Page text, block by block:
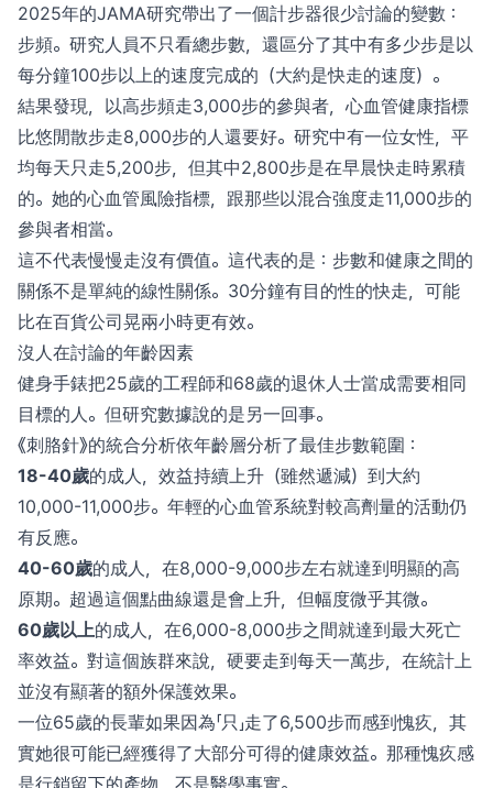
2025年的JAMA研究帶出了一個計步器很少討論的變數：
步頻。研究人員不只看總步數，還區分了其中有多少步是以
每分鐘100步以上的速度完成的（大約是快走的速度）。
結果發現，以高步頻走3,000步的參與者，心血管健康指標
比悠閒散步走8,000步的人還要好。研究中有一位女性，平
均每天只走5,200步，但其中2,800步是在早晨快走時累積
的。她的心血管風險指標，跟那些以混合強度走11,000步的
參與者相當。
這不代表慢慢走沒有價值。這代表的是：步數和健康之間的
關係不是單純的線性關係。30分鐘有目的性的快走，可能
比在百貨公司晃兩小時更有效。
沒人在討論的年齡因素
健身手錶把25歲的工程師和68歲的退休人士當成需要相同
目標的人。但研究數據說的是另一回事。
《刺胳針》的統合分析依年齡層分析了最佳步數範圍：
18-40歲的成人，效益持續上升（雖然遞減）到大約
10,000-11,000步。年輕的心血管系統對較高劑量的活動仍
有反應。
40-60歲的成人，在8,000-9,000步左右就達到明顯的高
原期。超過這個點曲線還是會上升，但幅度微乎其微。
60歲以上的成人，在6,000-8,000步之間就達到最大死亡
率效益。對這個族群來說，硬要走到每天一萬步，在統計上
並沒有顯著的額外保護效果。
一位65歲的長輩如果因為「只」走了6,500步而感到愧疚，其
實她很可能已經獲得了大部分可得的健康效益。那種愧疚感
是行銷留下的產物，不是醫學事實。